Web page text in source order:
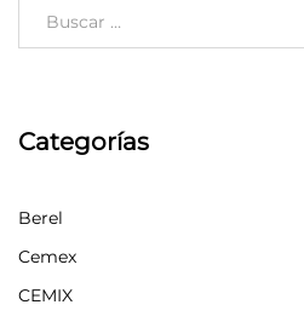
Categorías
Berel
Cemex
CEMIX